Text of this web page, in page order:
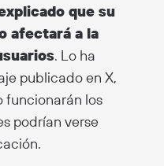
que su
afectará a la
. Lo ha
publicado en X,
funcionarán los
podrían verse